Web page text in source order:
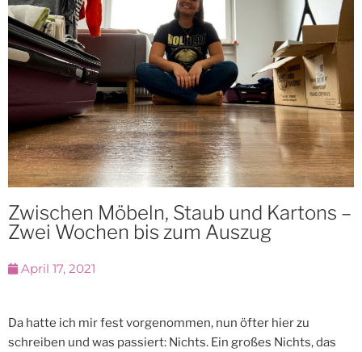
Zwischen Möbeln, Staub und Kartons –
Zwei Wochen bis zum Auszug
April 17, 2021
Da hatte ich mir fest vorgenommen, nun öfter hier zu
schreiben und was passiert: Nichts. Ein großes Nichts, das